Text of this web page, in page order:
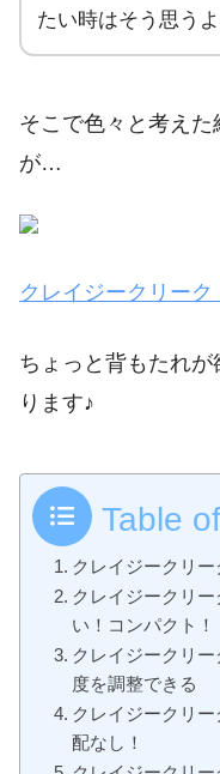
たい時はそう思うよ
そこで色々と考え
が…
クレイジークリーク
ちょっと背もたれ
ります♪
Table
クレイジークリ
クレイジークリ
い！コンパクト！
クレイジークリ
度を調整できる
クレイジークリ
配なし！